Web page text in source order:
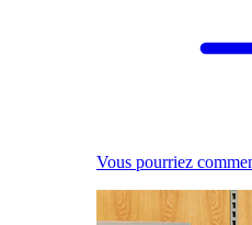
Vous pourriez